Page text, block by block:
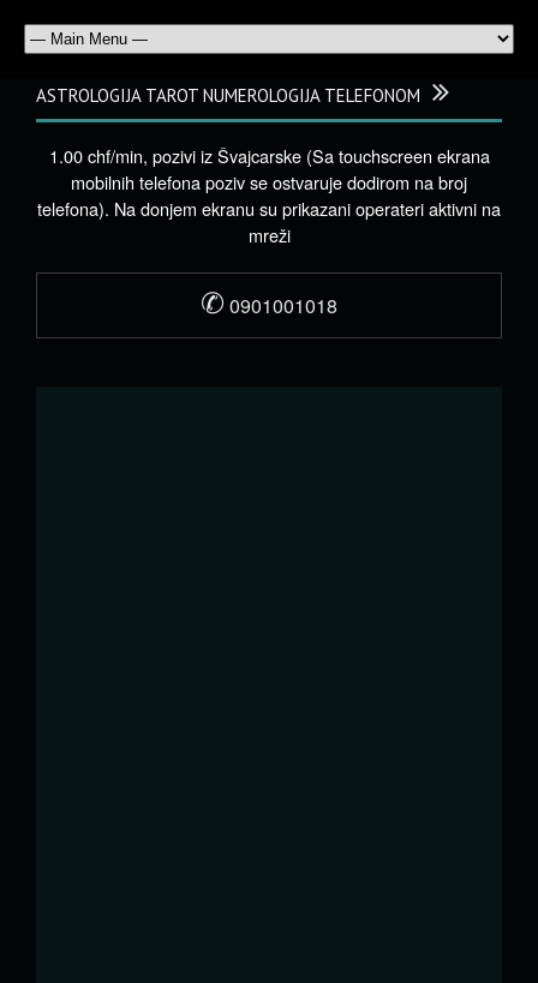
ASTROLOGIJA TAROT NUMEROLOGIJA TELEFONOM
1.00 chf/min, pozivi iz Švajcarske (Sa touchscreen ekrana
mobilnih telefona poziv se ostvaruje dodirom na broj
telefona). Na donjem ekranu su prikazani operateri aktivni na
mreži
✆ 0901001018